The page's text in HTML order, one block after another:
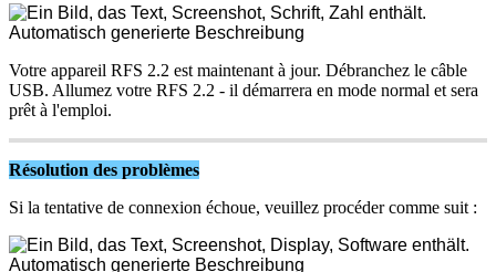
Votre appareil RFS 2.2 est maintenant à jour. Débranchez le câble
USB. Allumez votre RFS 2.2 - il démarrera en mode normal et sera
prêt à l'emploi.
Résolution des problèmes
Si la tentative de connexion échoue, veuillez procéder comme suit :